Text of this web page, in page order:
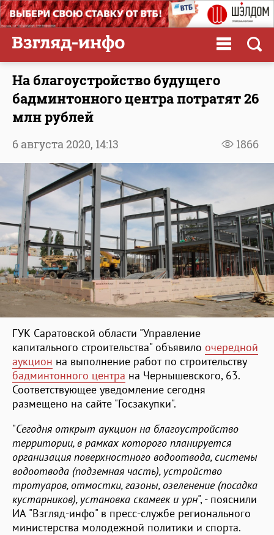
На благоустройство будущего
бадминтонного центра потратят 26
млн рублей
1866
6 августа 2020, 14:13
ГУК Саратовской области "Управление
капитального строительства" объявило очередной
аукцион на выполнение работ по строительству
бадминтонного центра на Чернышевского, 63.
Соответствующее уведомление сегодня
размещено на сайте "Госзакупки".
"Сегодня открыт аукцион на благоустройство
территории, в рамках которого планируется
организация поверхностного водоотвода, системы
водоотвода (подземная часть), устройство
тротуаров, отмостки, газоны, озеленение (посадка
кустарников), установка скамеек и урн", - пояснили
ИА "Взгляд-инфо" в пресс-службе регионального
министерства молодежной политики и спорта.